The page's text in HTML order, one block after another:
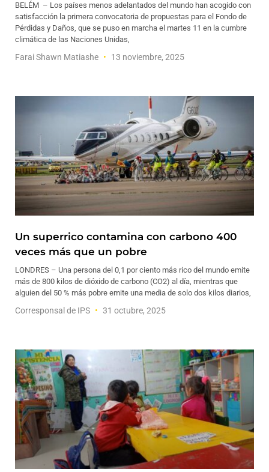
BELÉM – Los países menos adelantados del mundo han acogido con
satisfacción la primera convocatoria de propuestas para el Fondo de
Pérdidas y Daños, que se puso en marcha el martes 11 en la cumbre
climática de las Naciones Unidas,
Farai Shawn Matiashe 13 noviembre, 2025
Un superrico contamina con carbono 400
veces más que un pobre
LONDRES – Una persona del 0,1 por ciento más rico del mundo emite
más de 800 kilos de dióxido de carbono (CO2) al día, mientras que
alguien del 50 % más pobre emite una media de solo dos kilos diarios,
Corresponsal de IPS 31 octubre, 2025